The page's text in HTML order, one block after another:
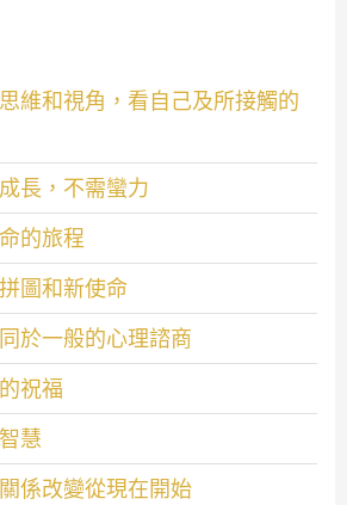
維和視角，看自己及所接觸的
長，不需蠻力
的旅程
圖和新使命
於一般的心理諮商
祝福
慧
係改變從現在開始